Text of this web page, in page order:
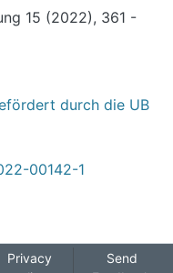
15 (2022), 361 -
durch die UB
00142-1
Privacy
Send